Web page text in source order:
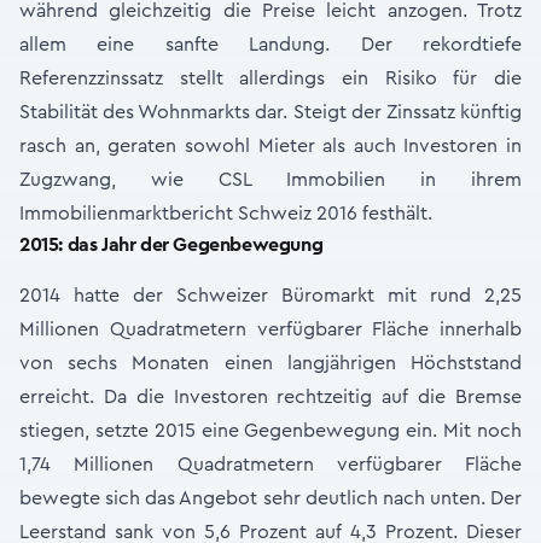
während gleichzeitig die Preise leicht anzogen. Trotz
allem eine sanfte Landung. Der rekordtiefe
Referenzzinssatz stellt allerdings ein Risiko für die
Stabilität des Wohnmarkts dar. Steigt der Zinssatz künftig
rasch an, geraten sowohl Mieter als auch Investoren in
Zugzwang, wie CSL Immobilien in ihrem
Immobilienmarktbericht Schweiz 2016 festhält.
2015: das Jahr der Gegenbewegung
2014 hatte der Schweizer Büromarkt mit rund 2,25
Millionen Quadratmetern verfügbarer Fläche innerhalb
von sechs Monaten einen langjährigen Höchststand
erreicht. Da die Investoren rechtzeitig auf die Bremse
stiegen, setzte 2015 eine Gegenbewegung ein. Mit noch
1,74 Millionen Quadratmetern verfügbarer Fläche
bewegte sich das Angebot sehr deutlich nach unten. Der
Leerstand sank von 5,6 Prozent auf 4,3 Prozent. Dieser